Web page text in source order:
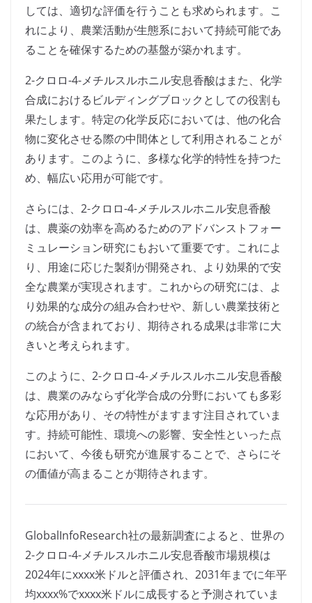
しては、適切な評価を行うことも求められます。こ
れにより、農業活動が生態系において持続可能であ
ることを確保するための基盤が築かれます。
2-クロロ-4-メチルスルホニル安息香酸はまた、化学
合成におけるビルディングブロックとしての役割も
果たします。特定の化学反応においては、他の化合
物に変化させる際の中間体として利用されることが
あります。このように、多様な化学的特性を持つた
め、幅広い応用が可能です。
さらには、2-クロロ-4-メチルスルホニル安息香酸
は、農薬の効率を高めるためのアドバンストフォー
ミュレーション研究にもおいて重要です。これによ
り、用途に応じた製剤が開発され、より効果的で安
全な農業が実現されます。これからの研究には、よ
り効果的な成分の組み合わせや、新しい農業技術と
の統合が含まれており、期待される成果は非常に大
きいと考えられます。
このように、2-クロロ-4-メチルスルホニル安息香酸
は、農業のみならず化学合成の分野においても多彩
な応用があり、その特性がますます注目されていま
す。持続可能性、環境への影響、安全性といった点
において、今後も研究が進展することで、さらにそ
の価値が高まることが期待されます。
GlobalInfoResearch社の最新調査によると、世界の
2-クロロ-4-メチルスルホニル安息香酸市場規模は
2024年にxxxx米ドルと評価され、2031年までに年平
均xxxx%でxxxx米ドルに成長すると予測されていま